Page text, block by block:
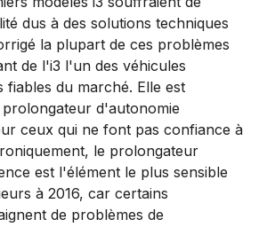
dus à des solutions techniques
la plupart de ces problèmes
de l'i3 l'un des véhicules
fiables du marché. Elle est
d'autonomie
ceux qui ne font pas confiance à
le prolongateur
est l'élément le plus sensible
à 2016, car certains
de problèmes de